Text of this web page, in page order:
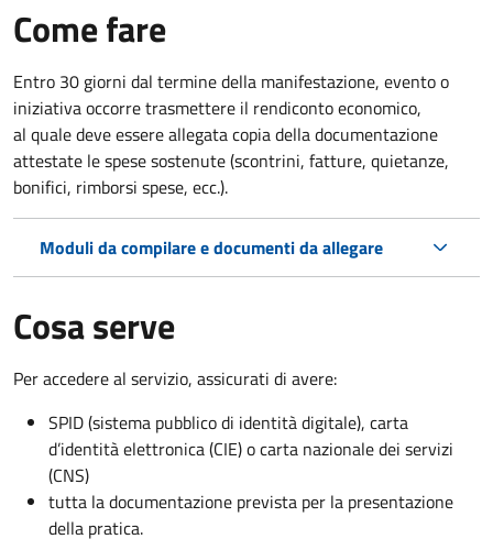
Come fare
Entro 30 giorni dal termine della manifestazione, evento o
iniziativa occorre trasmettere il rendiconto economico,
al quale deve essere allegata copia della documentazione
attestate le spese sostenute (scontrini, fatture, quietanze,
bonifici, rimborsi spese, ecc.).
Moduli da compilare e documenti da allegare
Cosa serve
Per accedere al servizio, assicurati di avere:
SPID (sistema pubblico di identità digitale), carta
d’identità elettronica (CIE) o carta nazionale dei servizi
(CNS)
tutta la documentazione prevista per la presentazione
della pratica.